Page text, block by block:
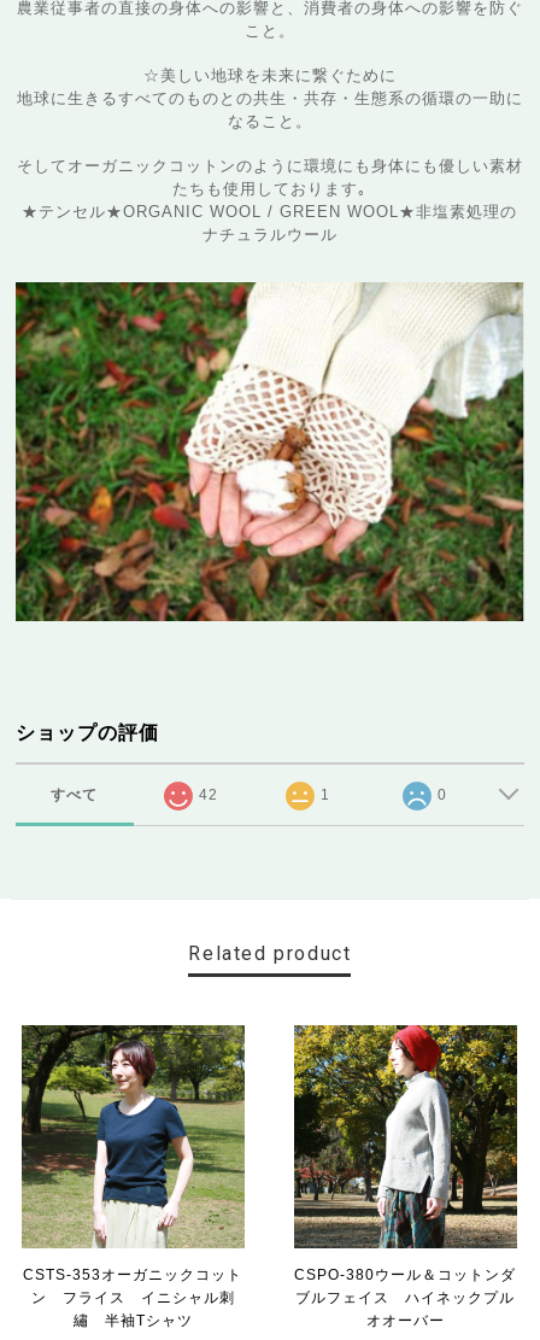
農業従事者の直接の身体への影響と、消費者の身体への影響を防ぐ
こと。
☆美しい地球を未来に繋ぐために
地球に生きるすべてのものとの共生・共存・生態系の循環の一助に
なること。
そしてオーガニックコットンのように環境にも身体にも優しい素材
たちも使用しております｡
★テンセル★ORGANIC WOOL / GREEN WOOL★非塩素処理の
ナチュラルウール
ショップの評価
すべて 42 1 0
Related product
CSTS-353オーガニックコット
ン フライス イニシャル刺
繡 半袖Tシャツ
CSPO-380ウール＆コットンダ
ブルフェイス ハイネックプル
オオーバー